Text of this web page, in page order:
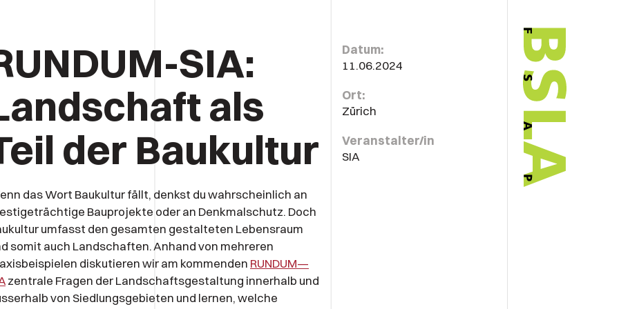
SIA:
als
der Baukultur
das Wort Baukultur fällt, denkst du wahrscheinlich an
Bauprojekte oder an Denkmalschutz. Doch
umfasst den gesamten gestalteten Lebensraum
somit auch Landschaften. Anhand von mehreren
diskutieren wir am kommenden RUNDUM—
zentrale Fragen der Landschaftsgestaltung innerhalb und
von Siedlungsgebieten und lernen, welche
Datum:
11.06.2024
Ort:
Zürich
Veranstalter/in
SIA